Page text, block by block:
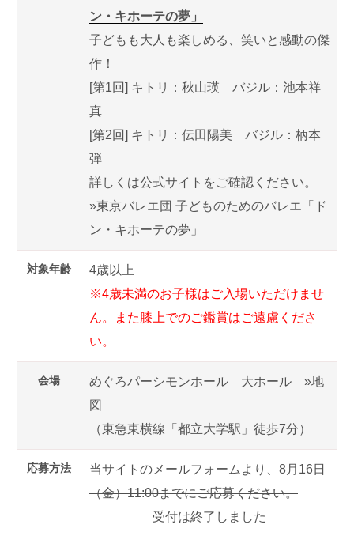
ン・キホーテの夢」
子どもも大人も楽しめる、笑いと感動の傑
作！
[第1回] キトリ：秋山瑛 バジル：池本祥
真
[第2回] キトリ：伝田陽美 バジル：柄本
弾
詳しくは公式サイトをご確認ください。
»東京バレエ団 子どものためのバレエ「ド
ン・キホーテの夢」
対象年齢
4歳以上
※4歳未満のお子様はご入場いただけませ
ん。また膝上でのご鑑賞はご遠慮くださ
い。
会場 めぐろパーシモンホール 大ホール »地
図
（東急東横線「都立大学駅」徒歩7分）
応募方法
当サイトのメールフォームより、8月16日
（金）11:00までにご応募ください。
受付は終了しました